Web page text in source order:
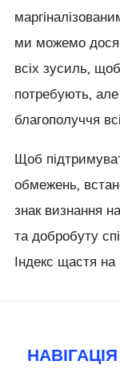
ми можемо
всіх зусиль,
потребують,
благополуччя
Щоб
обмежень,
знак визнання
та добробуту
Індекс щастя
НАВІГАЦІЯ